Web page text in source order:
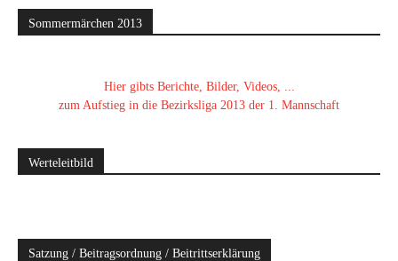
Sommermärchen 2013
Hier gibts Berichte, Bilder, Videos, ...
zum Aufstieg in die Bezirksliga 2013 der 1. Mannschaft
Werteleitbild
Satzung / Beitragsordnung / Beitrittserklärung